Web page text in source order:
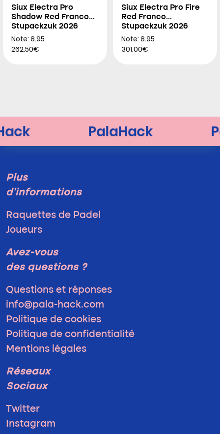
Siux Electra Pro
Shadow Red Franco
Stupackzuk 2026
Note: 8.95
262.50€
Siux Electra Pro Fire
Red Franco
Stupackzuk 2026
Note: 8.95
301.00€
Plus
d'informations
Raquettes de Padel
Joueurs
Avez-vous
des questions ?
Questions et réponses
info@pala-hack.com
Politique de cookies
Politique de confidentialité
Mentions légales
Réseaux
Sociaux
Twitter
Instagram